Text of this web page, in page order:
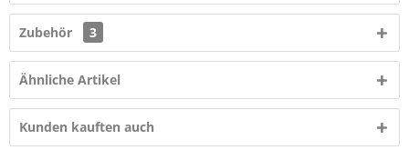
Zubehör 3
Ähnliche Artikel
Kunden kauften auch